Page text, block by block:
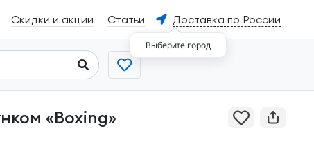
Скидки и акции Статьи Доставка по России
Выберите город